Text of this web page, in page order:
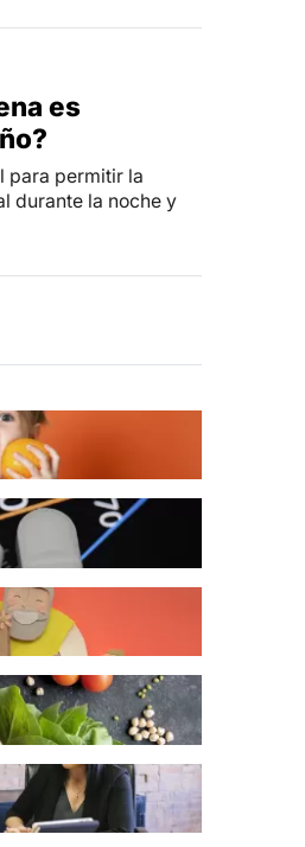
es
para permitir la
durante la noche y